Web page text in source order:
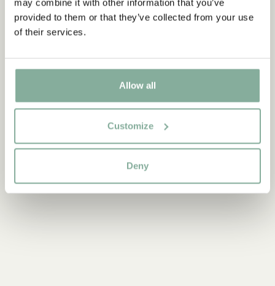
may combine it with other information that you’ve
provided to them or that they’ve collected from your use
of their services.
Allow all
Customize
Deny
Upptäck mer Böcker
6-9 ÅR